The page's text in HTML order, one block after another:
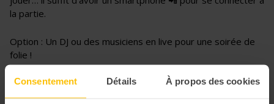
Consentement Détails À propos des cookies
la partie.
Option : Un DJ ou des musiciens en live pour une soirée de
folie !